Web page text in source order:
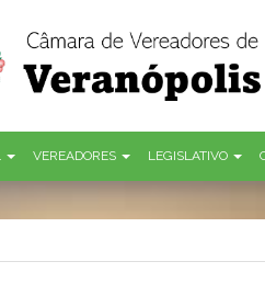
VEREADORES LEGISLATIVO